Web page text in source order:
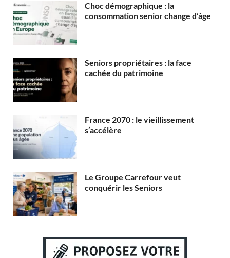
Choc démographique : la
consommation senior change d’âge
Seniors propriétaires : la face
cachée du patrimoine
France 2070 : le vieillissement
s’accélère
Le Groupe Carrefour veut
conquérir les Seniors